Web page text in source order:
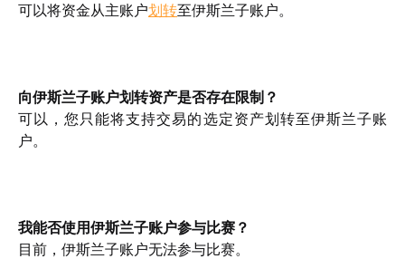
可以将资金从主账户划转至伊斯兰子账户。
向伊斯兰子账户划转资产是否存在限制？
可以，您只能将支持交易的选定资产划转至伊斯兰子账
户。
我能否使用伊斯兰子账户参与比赛？
目前，伊斯兰子账户无法参与比赛。